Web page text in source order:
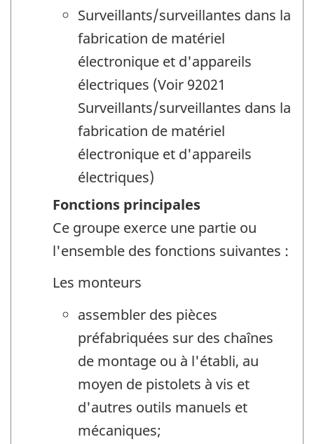
Surveillants/surveillantes dans la
fabrication de matériel
électronique et d'appareils
électriques (Voir 92021
Surveillants/surveillantes dans la
fabrication de matériel
électronique et d'appareils
électriques)
Fonctions principales
Ce groupe exerce une partie ou
l'ensemble des fonctions suivantes :
Les monteurs
assembler des pièces
préfabriquées sur des chaînes
de montage ou à l'établi, au
moyen de pistolets à vis et
d'autres outils manuels et
mécaniques;